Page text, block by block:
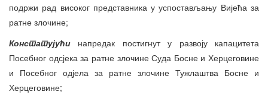
подржи рад високог представника у успостављању Вијећа за
ратне злочине;
Констатујући напредак постигнут у развоју капацитета
Посебног одсјека за ратне злочине Суда Босне и Херцеговине
и Посебног одјела за ратне злочине Тужлаштва Босне и
Херцеговине;